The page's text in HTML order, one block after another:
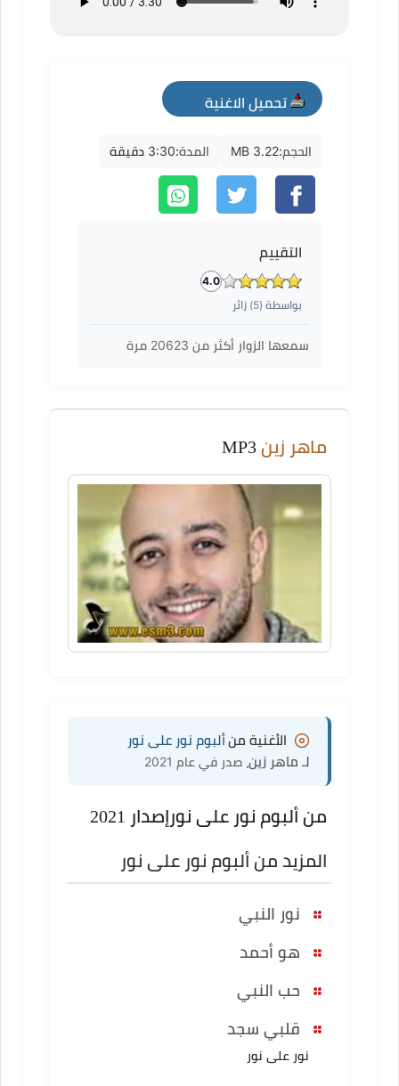
تحميل الاغنية
mp3
الحجم:3.22 MB المدة:3:30 دقيقة
التقييم
4.0
بواسطة (5) زائر
سمعها الزوار أكثر من 20623 مرة
ماهر زين
الأغنية منألبوم نور على نور
لـ ماهر زين ، صدر في عام 2021
من ألبوم نور على نورإصدار 2021
المزيد من ألبوم نور على نور
نور النبي
هو أحمد
حب النبي
قلبي سجد
نور على نور